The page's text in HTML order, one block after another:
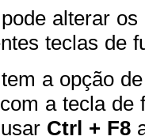
alterar
teclas de
a opção
a tecla de
Ctrl + F8